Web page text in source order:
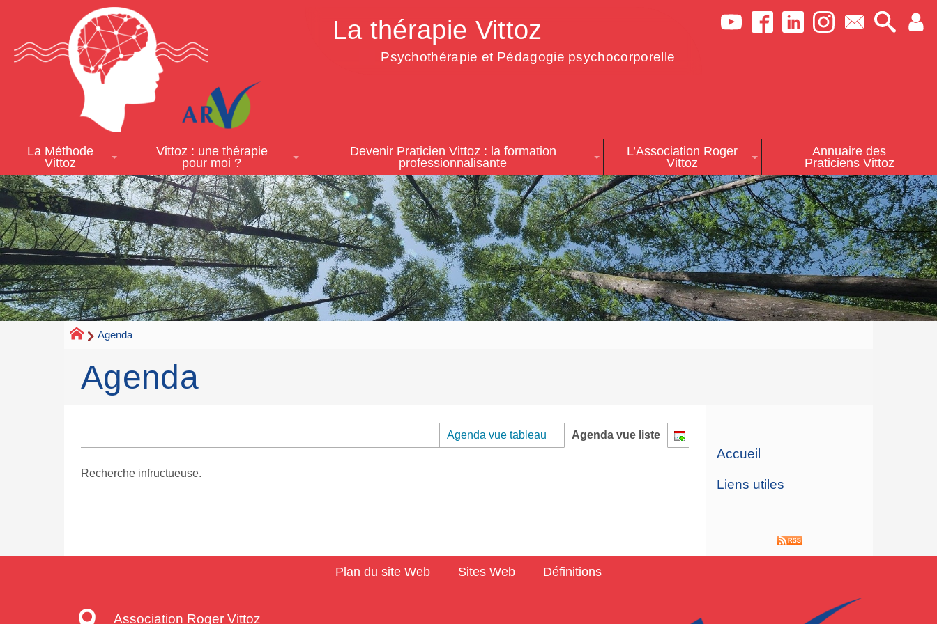
La thérapie Vittoz
Psychothérapie et Pédagogie psychocorporelle
La Méthode
Vittoz
Vittoz : une thérapie
pour moi ?
Devenir Praticien Vittoz : la formation
professionnalisante
L’Association Roger
Vittoz
Annuaire des
Praticiens Vittoz
Agenda
Agenda
Agenda vue tableau Agenda vue liste
Recherche infructueuse.
Accueil
Liens utiles
Plan du site Web Sites Web Définitions
Association Roger Vittoz